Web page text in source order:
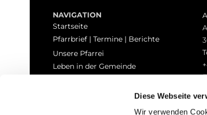
Diese Webseite
Wir verwenden
NAVIGATION
Startseite
Pfarrbrief | Termine | Berichte
Unsere Pfarrei
Leben in der Gemeinde